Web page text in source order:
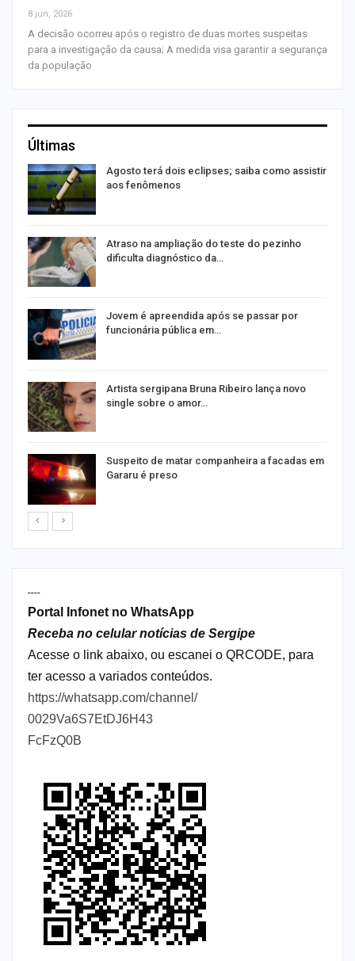
8 jun, 2026
A decisão ocorreu após o registro de duas mortes suspeitas
para a investigação da causa; A medida visa garantir a segurança
da população
Últimas
Agosto terá dois eclipses; saiba como assistir
aos fenômenos
Atraso na ampliação do teste do pezinho
dificulta diagnóstico da…
Jovem é apreendida após se passar por
funcionária pública em…
Artista sergipana Bruna Ribeiro lança novo
single sobre o amor…
Suspeito de matar companheira a facadas em
Gararu é preso
----
Portal Infonet no WhatsApp
Receba no celular notícias de Sergipe
Acesse o link abaixo, ou escanei o QRCODE, para
ter acesso a variados conteúdos.
https://whatsapp.com/channel/
0029Va6S7EtDJ6H43
FcFzQ0B